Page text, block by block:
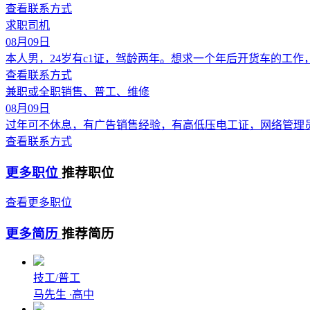
查看联系方式
求职司机
08月09日
本人男，24岁有c1证，驾龄两年。想求一个年后开货车的工作
查看联系方式
兼职或全职销售、普工、维修
08月09日
过年可不休息，有广告销售经验，有高低压电工证，网络管理
查看联系方式
更多职位 推荐职位
查看更多职位
更多简历 推荐简历
技工/普工
马先生 ·高中